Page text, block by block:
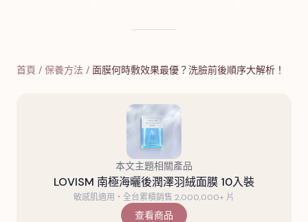
首頁 / 保養方法 / 面膜何時敷效果最優？洗臉前後順序大解析！
本文主題相關產品
LOVISM 南極海曬後潤澤羽絨面膜 10入裝
敏感肌適用・全台累積銷售 2,000,000+ 片
查看商品